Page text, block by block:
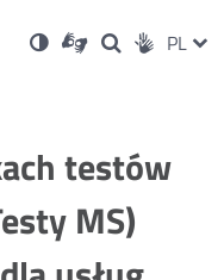
Ustawienia
Wersja
kontrastowa
Dla
niesłyszących
OtwórzOtwórz
w
Otwórz
w
Social PL
testów
MS)